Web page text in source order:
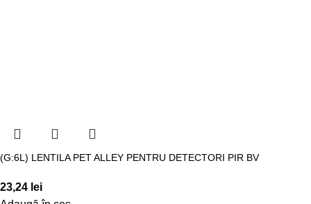
(G:6L) LENTILA PET ALLEY PENTRU DETECTORI PIR BV
23,24 lei